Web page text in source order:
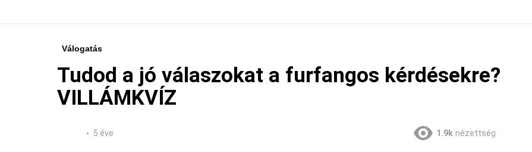
Válogatás
Tudod a jó válaszokat a furfangos kérdésekre?
VILLÁMKVÍZ
5 éve 1.9k nézettség